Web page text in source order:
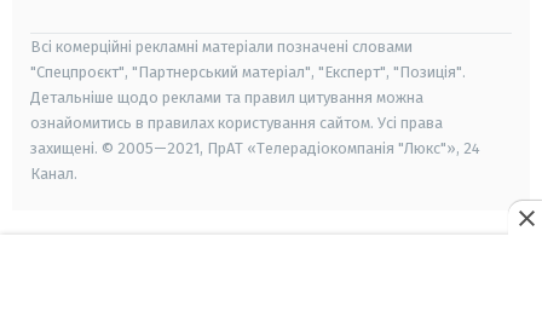
Всі комерційні рекламні матеріали позначені словами
"Спецпроєкт", "Партнерський матеріал", "Експерт", "Позиція".
Детальніше щодо реклами та правил цитування можна
ознайомитись в правилах користування сайтом. Усі права
захищені. © 2005—2021, ПрАТ «Телерадіокомпанія "Люкс"», 24
Канал.